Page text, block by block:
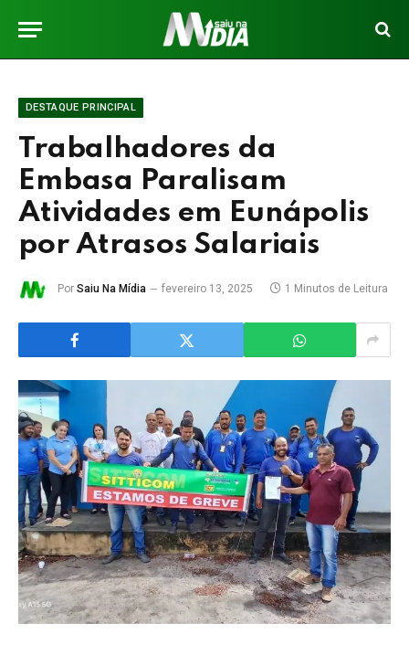
DESTAQUE PRINCIPAL
Trabalhadores da
Embasa Paralisam
Atividades em Eunápolis
por Atrasos Salariais
Por Saiu Na Mídia fevereiro 13, 2025 1 Minutos de Leitura